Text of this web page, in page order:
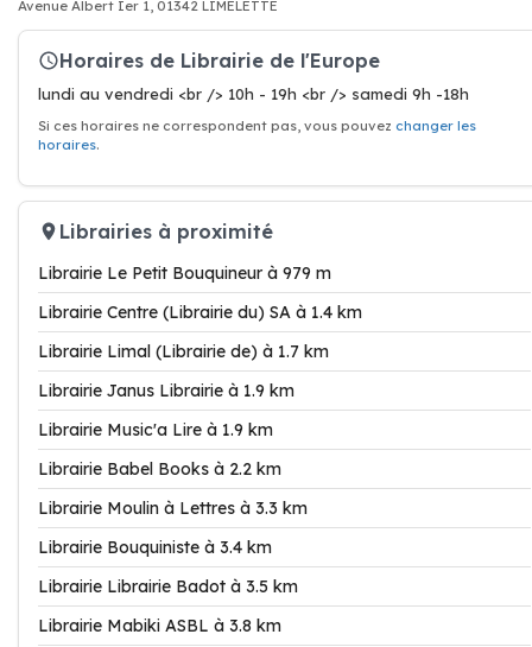
Avenue Albert Ier 1, 01342 LIMELETTE
Horaires de Librairie de l'Europe
lundi au vendredi <br /> 10h - 19h <br /> samedi 9h -18h
Si ces horaires ne correspondent pas, vous pouvez changer les
horaires.
Librairies à proximité
Librairie Le Petit Bouquineur à 979 m
Librairie Centre (Librairie du) SA à 1.4 km
Librairie Limal (Librairie de) à 1.7 km
Librairie Janus Librairie à 1.9 km
Librairie Music'a Lire à 1.9 km
Librairie Babel Books à 2.2 km
Librairie Moulin à Lettres à 3.3 km
Librairie Bouquiniste à 3.4 km
Librairie Librairie Badot à 3.5 km
Librairie Mabiki ASBL à 3.8 km